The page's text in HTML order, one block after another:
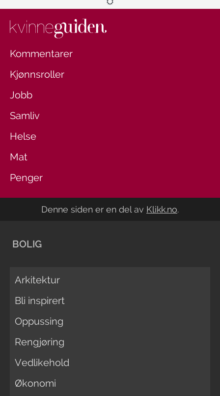
Kommentarer
Kjønnsroller
Jobb
Samliv
Helse
Mat
Penger
Denne siden er en del av Klikk.no.
BOLIG
Arkitektur
Bli inspirert
Oppussing
Rengjøring
Vedlikehold
Økonomi